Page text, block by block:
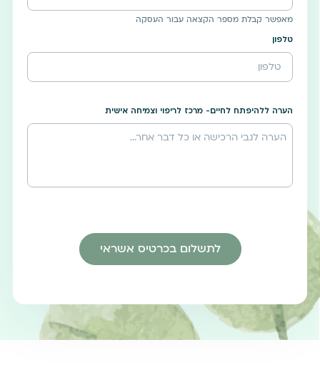
מאפשר קבלת מספר הקצאה עבור העסקה
טלפון
הערה ללהיפתח לחיים- מרכז לריפוי וצמיחה אישית
לתשלום בכרטיס אשראי